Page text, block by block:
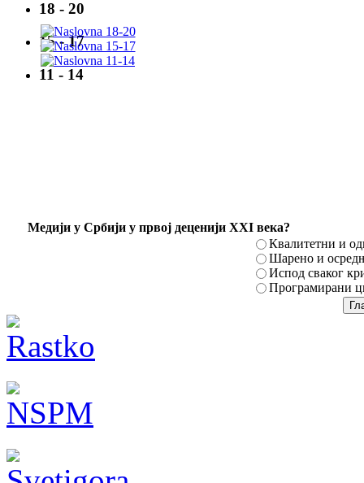
18 - 20
15 - 17
11 - 14
Mедији у Србији у првој деценији XXI века?
Квалитетни и
Шарено и
Испод сваког
Програмирани